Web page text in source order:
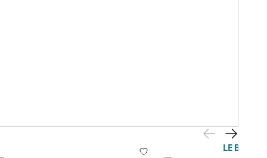
LE BLANC